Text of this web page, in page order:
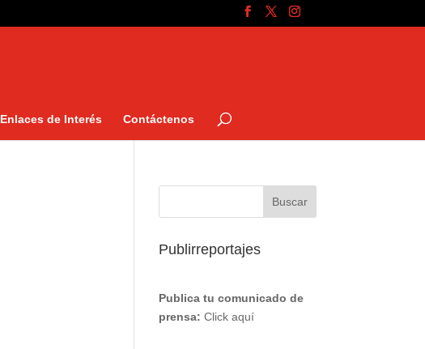
Enlaces de Interés Contáctenos
Publirreportajes
Publica tu comunicado de
prensa: Click aquí